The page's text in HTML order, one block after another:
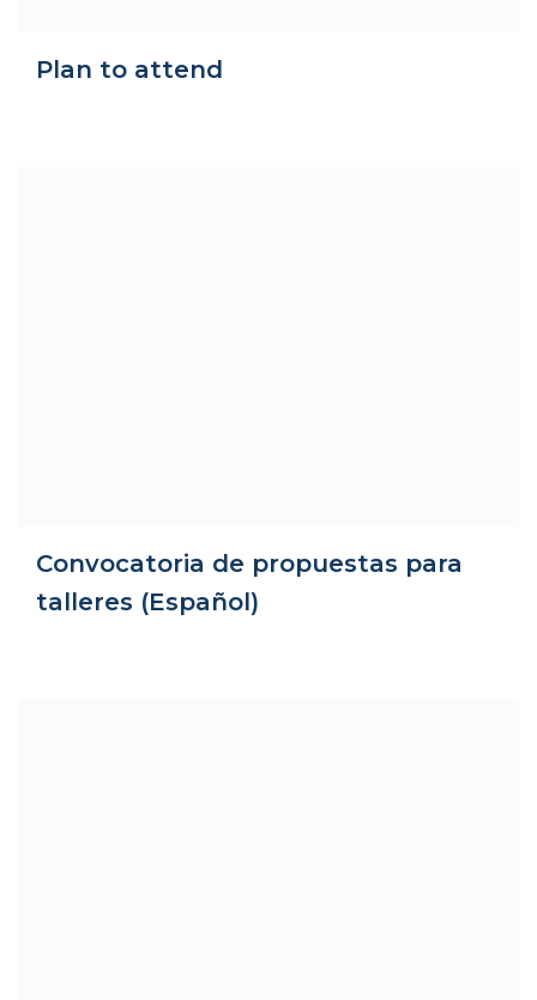
Plan to attend
Convocatoria de propuestas para
talleres (Español)